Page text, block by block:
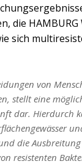
HAMBURG
sich
von
stellt eine
dar. Hierdurch
die
resistenten